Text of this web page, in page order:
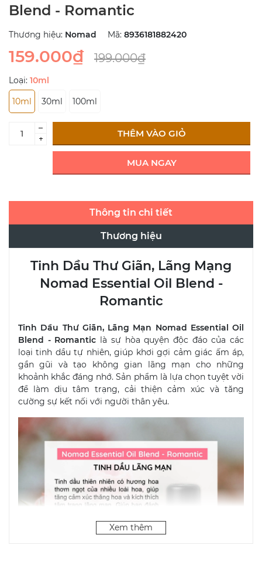
Blend - Romantic
Thương hiệu: Nomad Mã: 8936181882420
159.000₫ 199.000₫
Loại: 10ml
10ml
30ml 100ml
–
+
THÊM VÀO GIỎ
MUA NGAY
Thông tin chi tiết
Thương hiệu
Tinh Dầu Thư Giãn, Lãng Mạng
Nomad Essential Oil Blend -
Romantic
Tinh Dầu Thư Giãn, Lãng Mạn Nomad Essential Oil
Blend - Romantic là sự hòa quyện độc đáo của các
loại tinh dầu tự nhiên, giúp khơi gợi cảm giác ấm áp,
gần gũi và tạo không gian lãng mạn cho những
khoảnh khắc đáng nhớ. Sản phẩm là lựa chọn tuyệt vời
để làm dịu tâm trạng, cải thiện cảm xúc và tăng
cường sự kết nối với người thân yêu.
Xem thêm